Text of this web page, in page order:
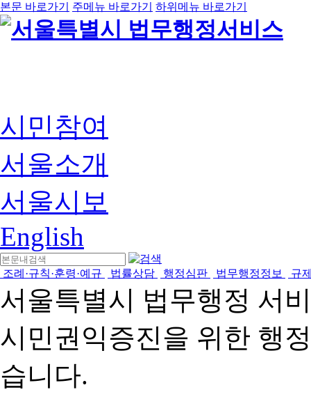
본문 바로가기 주메뉴 바로가기 하위메뉴 바로가기
시민참여
서울소개
서울시보
English
조례·규칙·훈령·예규 법률상담 행정심판 법무행정정보 규
서울특별시 법무행정 서
시민권익증진을 위한 행
습니다.